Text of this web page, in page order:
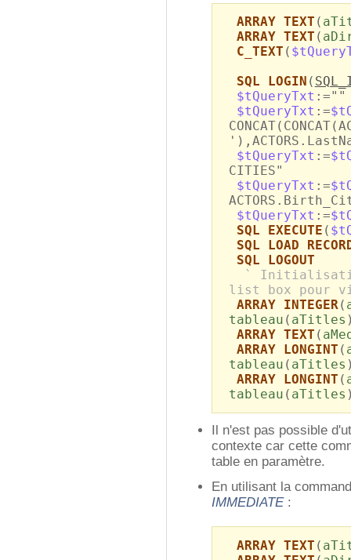
ARRAY TEXT (
ARRAY TEXT (
C_TEXT (
SQL LOGIN (
$tQueryTxt :=""
$tQueryTxt :=
$tQueryTxt :=
CITIES"
$tQueryTxt :=
$tQueryTxt :=
SQL EXECUTE (
SQL LOAD
SQL LOGOUT
`
list box pour
ARRAY INTEGER(
tableau ( aTitles
ARRAY TEXT (
ARRAY LONGINT (
tableau ( aTitles
ARRAY LONGINT (
tableau ( aTitles
Il n'est pas possible
contexte car cette
table en paramètre.
En utilisant la
IMMEDIATE:
ARRAY TEXT (